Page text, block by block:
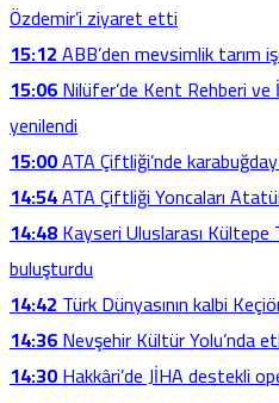
Özdemir’i ziyaret etti
15:12ABB’den mevsimlik tarım
15:06Nilüfer’de Kent Rehberi
yenilendi
15:00ATA Çiftliği’nde karabuğday
14:54ATA Çiftliği Yoncaları
14:48Kayseri Uluslarası Kültepe
buluşturdu
14:42Türk Dünyasının kalbi
14:36Nevşehir Kültür Yolu’nda
14:30Hakkâri’de JİHA destekli